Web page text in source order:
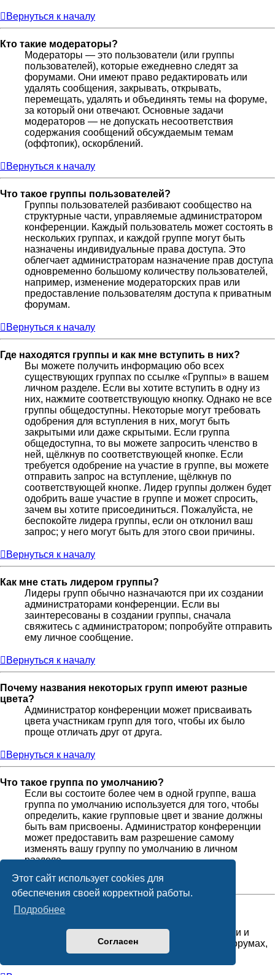
Этот сайт использует cookies для
обеспечения своей корректной работы.
Подробнее
Согласен
Вернуться к началу
Кто такие модераторы?
Модераторы — это пользователи (или группы
пользователей), которые ежедневно следят за
форумами. Они имеют право редактировать или
удалять сообщения, закрывать, открывать,
перемещать, удалять и объединять темы на форуме,
за который они отвечают. Основные задачи
модераторов — не допускать несоответствия
содержания сообщений обсуждаемым темам
(оффтопик), оскорблений.
Вернуться к началу
Что такое группы пользователей?
Группы пользователей разбивают сообщество на
структурные части, управляемые администратором
конференции. Каждый пользователь может состоять в
нескольких группах, и каждой группе могут быть
назначены индивидуальные права доступа. Это
облегчает администраторам назначение прав доступа
одновременно большому количеству пользователей,
например, изменение модераторских прав или
предоставление пользователям доступа к приватным
форумам.
Вернуться к началу
Где находятся группы и как мне вступить в них?
Вы можете получить информацию обо всех
существующих группах по ссылке «Группы» в вашем
личном разделе. Если вы хотите вступить в одну из
них, нажмите соответствующую кнопку. Однако не все
группы общедоступны. Некоторые могут требовать
одобрения для вступления в них, могут быть
закрытыми или даже скрытыми. Если группа
общедоступна, то вы можете запросить членство в
ней, щёлкнув по соответствующей кнопке. Если
требуется одобрение на участие в группе, вы можете
отправить запрос на вступление, щёлкнув по
соответствующей кнопке. Лидер группы должен будет
одобрить ваше участие в группе и может спросить,
зачем вы хотите присоединиться. Пожалуйста, не
беспокойте лидера группы, если он отклонил ваш
запрос; у него могут быть для этого свои причины.
Вернуться к началу
Как мне стать лидером группы?
Лидеры групп обычно назначаются при их создании
администраторами конференции. Если вы
заинтересованы в создании группы, сначала
свяжитесь с администратором; попробуйте отправить
ему личное сообщение.
Вернуться к началу
Почему названия некоторых групп имеют разные
цвета?
Администратор конференции может присваивать
цвета участникам групп для того, чтобы их было
проще отличать друг от друга.
Вернуться к началу
Что такое группа по умолчанию?
Если вы состоите более чем в одной группе, ваша
группа по умолчанию используется для того, чтобы
определить, какие групповые цвет и звание должны
быть вам присвоены. Администратор конференции
может предоставить вам разрешение самому
изменять вашу группу по умолчанию в личном
разделе.
Вернуться к началу
Что означает ссылка «Наша команда»?
администраторов и модераторов конференции и
другую информацию, такую как сведения о форумах,
которые они модерируют.